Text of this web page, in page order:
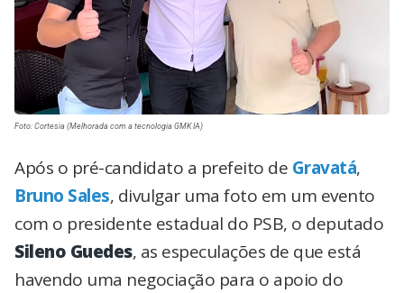
Foto: Cortesia (Melhorada com a tecnologia GMK IA)
Após o pré-candidato a prefeito de Gravatá,
Bruno Sales, divulgar uma foto em um evento
com o presidente estadual do PSB, o deputado
Sileno Guedes, as especulações de que está
havendo uma negociação para o apoio do